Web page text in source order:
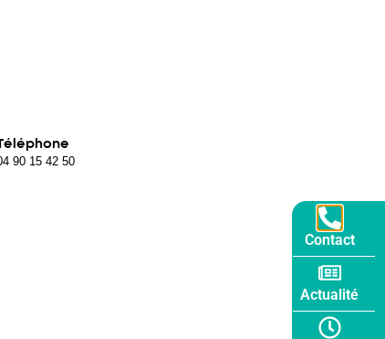
90 15 42 50
Contact
Actualité